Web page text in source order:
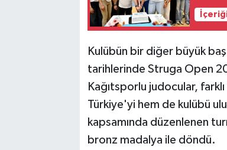
Kulübün bir diğer büyük
tarihlerinde Struga Open
Kağıtsporlu judocular,
Türkiye'yi hem de kulübü
kapsamında düzenlenen
bronz madalya ile döndü.